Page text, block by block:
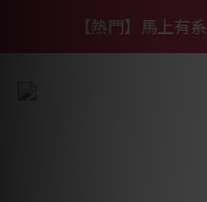
【熱門】馬上有
【熱門】馬上有
【補貨通